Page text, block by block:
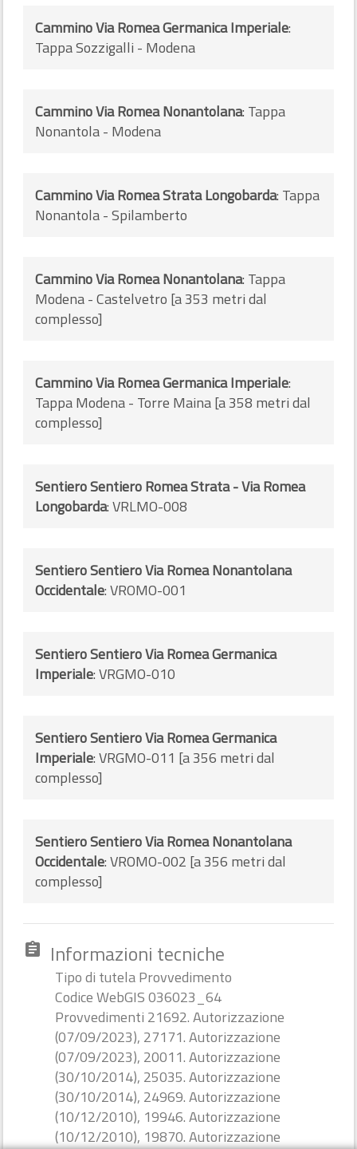
Cammino Via Romea Germanica Imperiale:
Tappa Sozzigalli - Modena
Cammino Via Romea Nonantolana: Tappa
Nonantola - Modena
Cammino Via Romea Strata Longobarda: Tappa
Nonantola - Spilamberto
Cammino Via Romea Nonantolana: Tappa
Modena - Castelvetro [a 353 metri dal
complesso]
Cammino Via Romea Germanica Imperiale:
Tappa Modena - Torre Maina [a 358 metri dal
complesso]
Sentiero Sentiero Romea Strata - Via Romea
Longobarda: VRLMO-008
Sentiero Sentiero Via Romea Nonantolana
Occidentale: VROMO-001
Sentiero Sentiero Via Romea Germanica
Imperiale: VRGMO-010
Sentiero Sentiero Via Romea Germanica
Imperiale: VRGMO-011 [a 356 metri dal
complesso]
Sentiero Sentiero Via Romea Nonantolana
Occidentale: VROMO-002 [a 356 metri dal
complesso]
assignment Informazioni tecniche
Tipo di tutela Provvedimento
Codice WebGIS 036023_64
Provvedimenti 21692. Autorizzazione
(07/09/2023), 27171. Autorizzazione
(07/09/2023), 20011. Autorizzazione
(30/10/2014), 25035. Autorizzazione
(30/10/2014), 24969. Autorizzazione
(10/12/2010), 19946. Autorizzazione
(10/12/2010), 19870. Autorizzazione